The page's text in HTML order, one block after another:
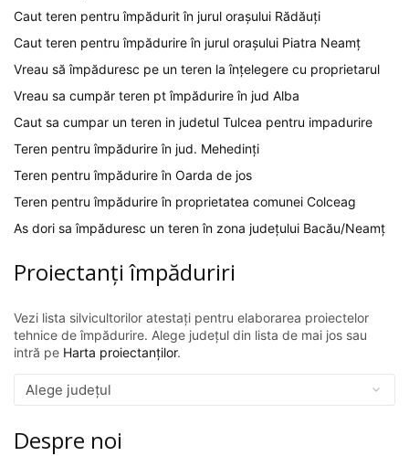
Caut teren pentru împădurit în jurul orașului Rădăuți
Caut teren pentru împădurire în jurul orașului Piatra Neamț
Vreau să împăduresc pe un teren la înțelegere cu proprietarul
Vreau sa cumpăr teren pt împădurire în jud Alba
Caut sa cumpar un teren in judetul Tulcea pentru impadurire
Teren pentru împădurire în jud. Mehedinți
Teren pentru împădurire în Oarda de jos
Teren pentru împădurire în proprietatea comunei Colceag
As dori sa împăduresc un teren în zona județului Bacău/Neamț
Proiectanți împăduriri
Vezi lista silvicultorilor atestați pentru elaborarea proiectelor
tehnice de împădurire. Alege județul din lista de mai jos sau
intră pe Harta proiectanților.
Despre noi